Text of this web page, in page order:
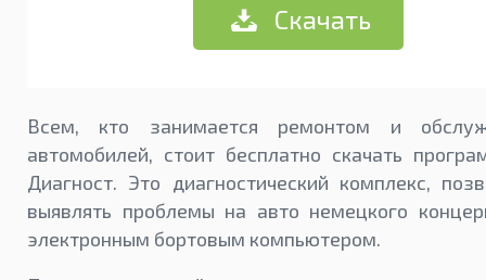
Скачать
Всем, кто занимается ремонтом и
автомобилей, стоит бесплатно скачать
Диагност. Это диагностический комплекс,
выявлять проблемы на авто немецкого
электронным бортовым компьютером.